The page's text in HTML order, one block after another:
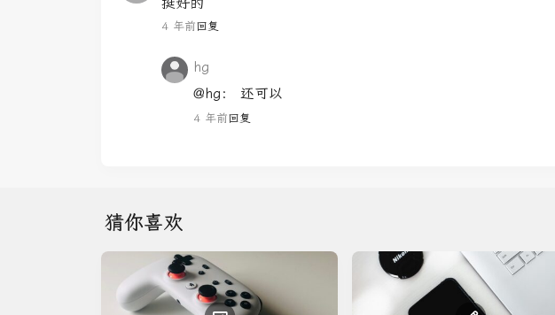
4 年前回复
hg
@hg：
还可以
4 年前回复
猜你喜欢